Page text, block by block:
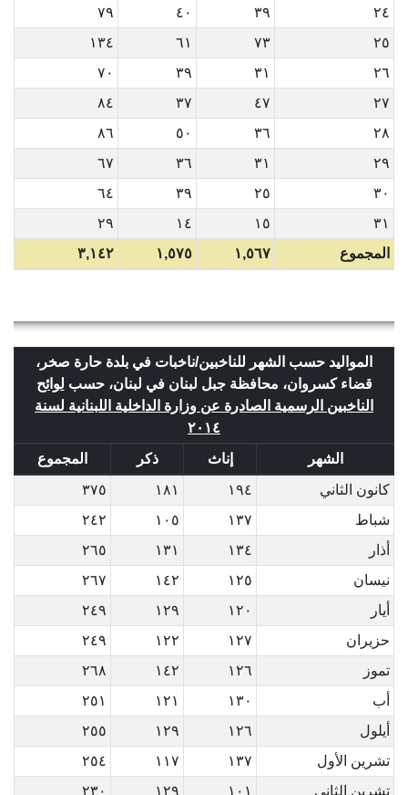
٢٤
٣٩ ٤٠
٧٩
٢٥
٧٣ ٦١
١٣٤
٢٦
٣١ ٣٩
٧٠
٢٧
٤٧ ٣٧
٨٤
٢٨
٣٦ ٥٠
٨٦
٢٩
٣١ ٣٦
٦٧
٣٠
٢٥ ٣٩
٦٤
٣١
١٥ ١٤
٢٩
المجموع
١,٥٦٧ ١,٥٧٥ ٣,١٤٢
المواليد حسب الشهر للناخبين/ناخبات في بلدة حارة صخر،
قضاء كسروان، محافظة جبل لبنان في لبنان، حسب لوائح
الناخبين الرسمية الصادرة عن وزارة الداخلية اللبنانية لسنة
٢٠١٤
الشهر
إناث ذكر
المجموع
كانون الثاني
١٩٤ ١٨١
٣٧٥
شباط
١٣٧ ١٠٥
٢٤٢
أذار
١٣٤ ١٣١
٢٦٥
نيسان
١٢٥ ١٤٢
٢٦٧
أيار
١٢٠ ١٢٩
٢٤٩
حزيران
١٢٧ ١٢٢
٢٤٩
تموز
١٢٦ ١٤٢
٢٦٨
أب
١٣٠ ١٢١
٢٥١
أيلول
١٢٦ ١٢٩
٢٥٥
تشرين الأول
١٣٧ ١١٧
٢٥٤
تشرين الثاني
١٠١ ١٢٩ ٢٣٠